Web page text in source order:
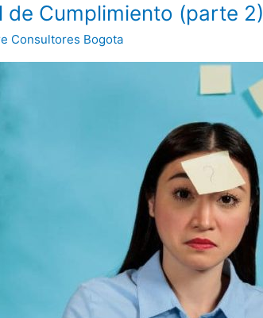
Cumplimiento (parte 2)
Consultores Bogota